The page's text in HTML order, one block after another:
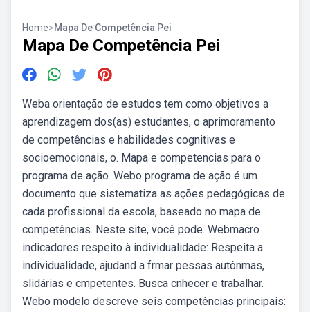
Home>Mapa De Competência Pei
Mapa De Competência Pei
Weba orientação de estudos tem como objetivos a
aprendizagem dos(as) estudantes, o aprimoramento
de competências e habilidades cognitivas e
socioemocionais, o. Mapa e competencias para o
programa de ação. Webo programa de ação é um
documento que sistematiza as ações pedagógicas de
cada profissional da escola, baseado no mapa de
competências. Neste site, você pode. Webmacro
indicadores respeito à individualidade: Respeita a
individualidade, ajudand a frmar pessas autônmas,
slidárias e cmpetentes. Busca cnhecer e trabalhar.
Webo modelo descreve seis competências principais: